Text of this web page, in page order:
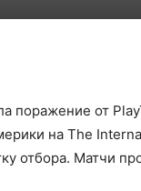
поражение от
на The
отбора. Матчи